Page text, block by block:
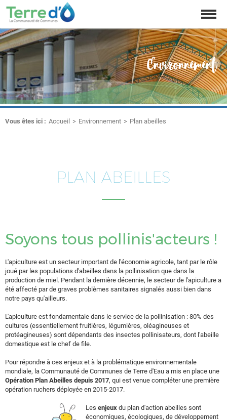
Environnement
Vous êtes ici : Accueil Environnement Plan abeilles
PLAN ABEILLES
Soyons tous pollinis'acteurs !
L'apiculture est un secteur important de l'économie agricole, tant par le rôle
joué par les populations d'abeilles dans la pollinisation que dans la
production de miel. Pendant la dernière décennie, le secteur de l'apiculture a
été affecté par de graves problèmes sanitaires signalés aussi bien dans
notre pays qu'ailleurs.
L'apiculture est fondamentale dans le service de la pollinisation : 80% des
cultures (essentiellement fruitières, légumières, oléagineuses et
protéagineuses) sont dépendants des insectes pollinisateurs, dont l'abeille
domestique est le chef de file.
Pour répondre à ces enjeux et à la problématique environnementale
mondiale, la Communauté de Communes de Terre d'Eau a mis en place une
Opération Plan Abeilles depuis 2017, qui est venue compléter une première
opération ruchers déployée en 2015-2017.
Les enjeux du plan d'action abeilles sont
économiques, écologiques, de développement